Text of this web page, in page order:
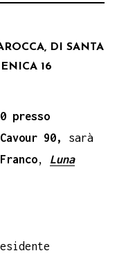
DI SANTA
16
presso
90,
sarà
, Luna